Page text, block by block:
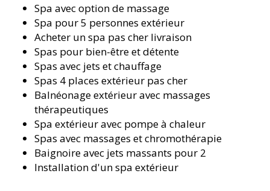
Spa avec option de massage
Spa pour 5 personnes extérieur
Acheter un spa pas cher livraison
Spas pour bien-être et détente
Spas avec jets et chauffage
Spas 4 places extérieur pas cher
Balnéonage extérieur avec massages
thérapeutiques
Spa extérieur avec pompe à chaleur
Spas avec massages et chromothérapie
Baignoire avec jets massants pour 2
Installation d'un spa extérieur